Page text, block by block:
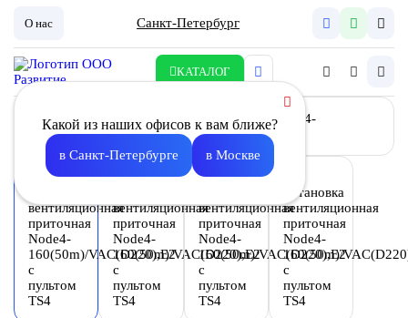
О нас Санкт-Петербург
КАТАЛОГ
Какой из наших офисов к вам ближе?
в Санкт-Петербурге в Москве